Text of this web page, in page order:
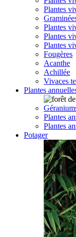
Plantes
Plantes
Plantes
Plantes
Fougères
Acanthe
Achillée
Vivaces
Plantes
Plantes
Plantes
Potager